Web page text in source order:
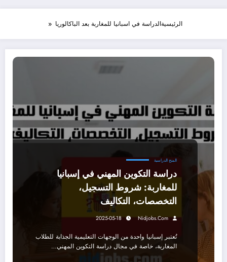
الرئيسيةالدراسة في اسبانيا للمغاربة بعد الباكالوريا
المنح الدراسية
دراسة التكوين المهني في إسبانيا
للمغاربة: شروط التسجيل،
التخصصات، التكاليف
Nidjobs.com
2025-05-18
تُعتبر إسبانيا واحدة من الوجهات التعليمية الجذابة للطلاب
المغاربة، خاصة في مجال دراسة التكوين المهني…